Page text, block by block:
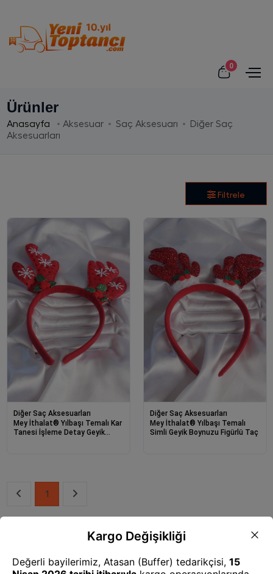
0
Ürünler
Anasayfa Aksesuar Saç Aksesuarı
Diğer Saç
Aksesuarları
Filtrele
Diğer Saç Aksesuarları
Mey İthalat® Yılbaşı Temalı Kar
Tanesi İşleme Detay Geyik
Diğer Saç Aksesuarları
Mey İthalat® Yılbaşı Temalı
Simli Geyik Boynuzu Figürlü Taç
1